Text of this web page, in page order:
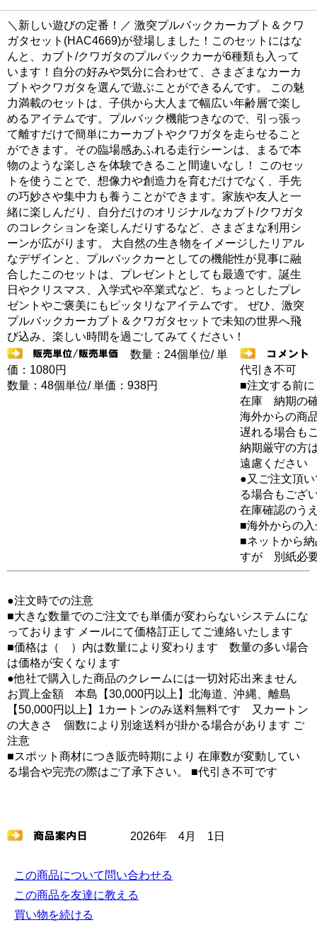
＼新しい遊びの定番！／ 激突プルバックカーカブト＆クワ
ガタセット(HAC4669)が登場しました！このセットにはな
んと、カブト/クワガタのプルバックカーが6種類も入って
います！自分の好みや気分に合わせて、さまざまなカーカ
ブトやクワガタを選んで遊ぶことができるんです。 この魅
力満載のセットは、子供から大人まで幅広い年齢層で楽し
めるアイテムです。プルバック機能つきなので、引っ張っ
て離すだけで簡単にカーカブトやクワガタを走らせること
ができます。その臨場感あふれる走行シーンは、まるで本
物のような楽しさを体験できること間違いなし！ このセッ
トを使うことで、想像力や創造力を育むだけでなく、手先
の巧妙さや集中力も養うことができます。家族や友人と一
緒に楽しんだり、自分だけのオリジナルなカブト/クワガタ
のコレクションを楽しんだりするなど、さまざまな利用シ
ーンが広がります。 大自然の生き物をイメージしたリアル
なデザインと、プルバックカーとしての機能性が見事に融
合したこのセットは、プレゼントとしても最適です。誕生
日やクリスマス、入学式や卒業式など、ちょっとしたプレ
ゼントやご褒美にもピッタリなアイテムです。 ぜひ、激突
プルバックカーカブト＆クワガタセットで未知の世界へ飛
び込み、楽しい時間を過ごしてみてください！
数量：24個単位/ 単
価：1080円
数量：48個単位/ 単価：938円
代引き不可
■注文する前に
在庫 納期の
海外からの商
遅れる場合も
納期厳守の方
遠慮ください
●又ご注文頂
る場合もござ
在庫確認のう
■海外からの
■ネットから
すが 別紙必
●注文時での注意
■大きな数量でのご注文でも単価が変わらないシステムにな
っております メールにて価格訂正してご連絡いたします
■価格は（ ）内は数量により変わります 数量の多い場合
は価格が安くなります
●他社で購入した商品のクレームには一切対応出来ません
お買上金額 本島【30,000円以上】北海道、沖縄、離島
【50,000円以上】1カートンのみ送料無料です 又カートン
の大きさ 個数により別途送料が掛かる場合があります ご
注意
■スポット商材につき販売時期により 在庫数が変動してい
る場合や完売の際はご了承下さい。 ■代引き不可です
2026年 4月 1日
この商品について問い合わせる
この商品を友達に教える
買い物を続ける